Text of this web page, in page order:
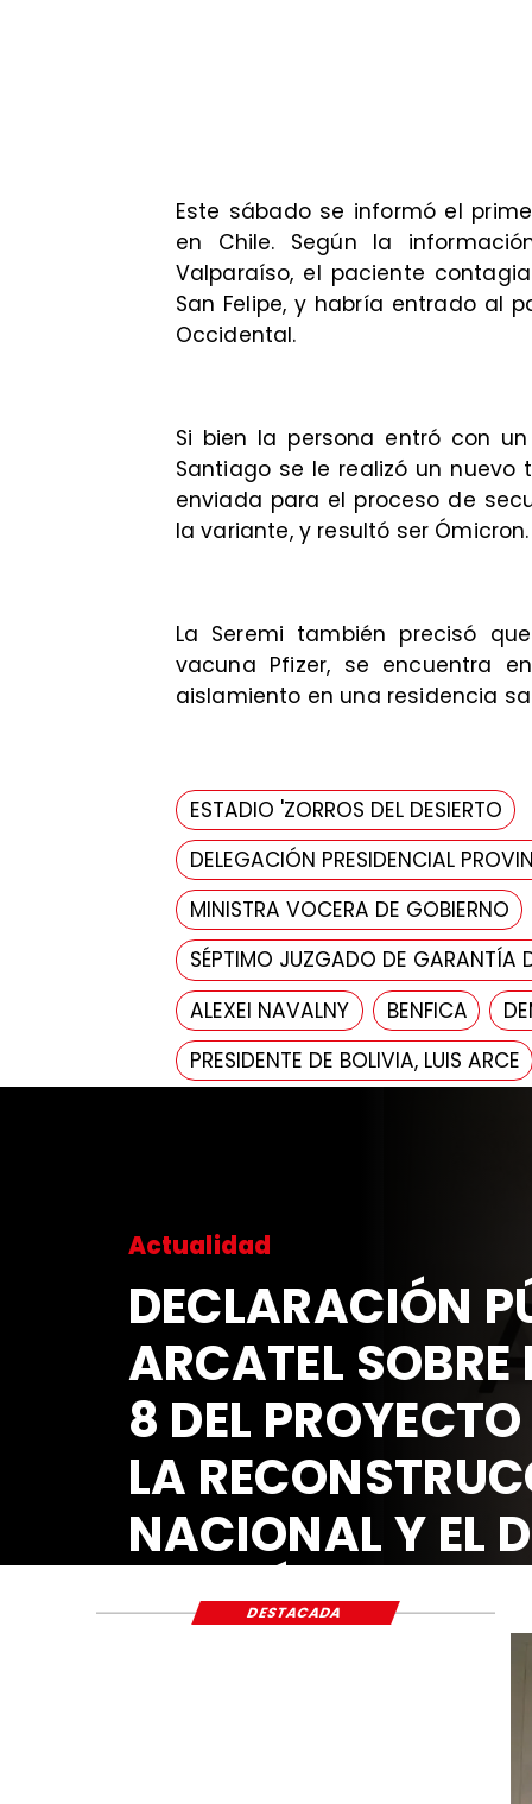
Este sábado se informó el
en Chile. Según la
Valparaíso, el paciente
San Felipe, y habría entrado al
Occidental.
Si bien la persona entró con
Santiago se le realizó un nuevo
enviada para el proceso de
la variante, y resultó ser Ómicron.
La Seremi también precisó
vacuna Pfizer, se encuentra
aislamiento en una residencia
ESTADIO 'ZORROS DEL DESIERTO
DELEGACIÓN PRESIDENCIAL
MINISTRA VOCERA DE GOBIERNO
SÉPTIMO JUZGADO DE GARANTÍA
ALEXEI NAVALNY
BENFICA
PRESIDENTE DE BOLIVIA, LUIS ARCE
Actualidad
ARCATEL
8 DEL
LA
NACIONAL Y
ECONÓMICO
DESTACADA